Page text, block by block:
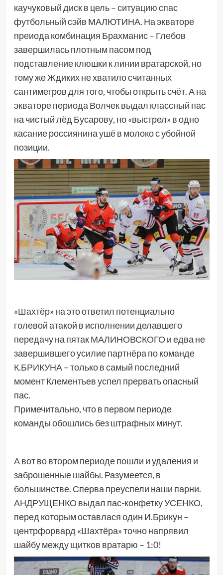
каучуковый диск в цель – ситуацию спас
футбольный сэйв МАЛЮТИНА. На экваторе
преиода комбинация Брахманис – Глебов
завершилась плотным пасом под
подставление клюшки к линии вратарской, но
тому же Ждиких не хватило считанных
сантиметров для того, чтобы открыть счёт. А на
экваторе периода Волчек выдал классный пас
на чистый лёд Бусарову, но «выстрел» в одно
касание россиянина ушё в молоко с убойной
позиции.
«Шахтёр» на это ответил потенциально
голевой атакой в исполнении делавшего
передачу на пятак МАЛИНОВСКОГО и едва не
завершившего усилие партнёра по команде
К.БРИКУНА – только в самый последний
момент Клементьев успел прервать опасный
пас.
Примечитально, что в первом периоде
команды обошлись без штрафных минут.
А вот во втором периоде пошли и удаления и
заброшенные шайбы. Разумеется, в
большинстве. Сперва преуспели наши парни.
АНДРУЩЕНКО выдал пас-конфетку УСЕНКО,
перед которым оставлася один И.Брикун –
центрфорвард «Шахтёра» точно напрявил
шайбу между щитков вратарю – 1:0!